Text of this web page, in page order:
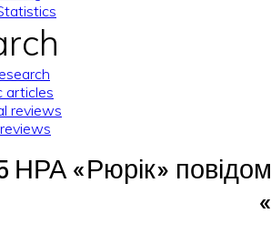
articles
reviews
НРА «Рюрік»